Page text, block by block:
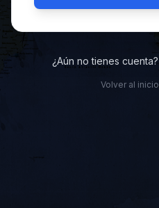
¿Aún no tienes cuenta?
Volver al inicio